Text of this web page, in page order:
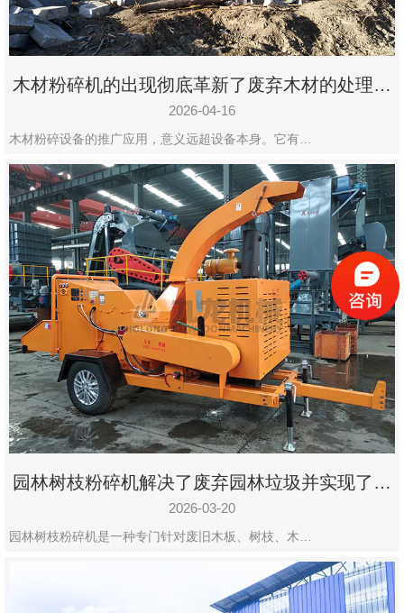
木材粉碎机的出现彻底革新了废弃木材的处理模
式
2026-04-16
木材粉碎设备的推广应用，意义远超设备本身。它有…
园林树枝粉碎机解决了废弃园林垃圾并实现了再
利用
2026-03-20
园林树枝粉碎机是一种专门针对废旧木板、树枝、木…